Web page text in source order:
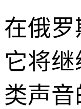
在俄罗
它将
类声音